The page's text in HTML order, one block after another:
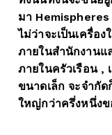
มา Hemispheres
ไม่ว่าจะเป็นเครื่อ
ภายในสำนักงานแ
ภายในครัวเรือน ,
ขนาดเล็ก จะจำกั
ใหญ่กว่าครึ่งหนึ่งข